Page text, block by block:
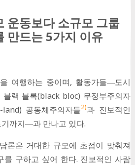
운동보다 소규모 그룹
만드는 5가지 이유
여행하는 중이며, 활동가들―도시
블랙 블록(black bloc) 무정부주의자
공동체주의자들2)과 진보적인
까지―과 만나고 있다.
론은 거대한 규모에 초점이 맞춰져
를 구하고 싶어 한다. 진보적인 사람